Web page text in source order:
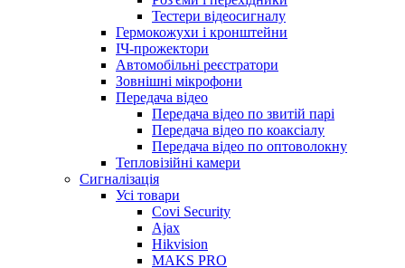
Тестери відеосигналу
Гермокожухи і кронштейни
ІЧ-прожектори
Автомобільні реєстратори
Зовнішні мікрофони
Передача відео
Передача відео по звитій парі
Передача відео по коаксіалу
Передача відео по оптоволокну
Тепловізійні камери
Cигналізація
Усі товари
Covi Security
Ajax
Hikvision
MAKS PRO